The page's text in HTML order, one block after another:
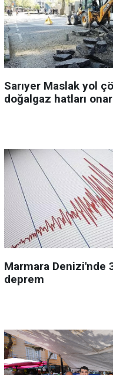
Sarıyer Maslak yol
doğalgaz hatları
Marmara Denizi'nde
deprem